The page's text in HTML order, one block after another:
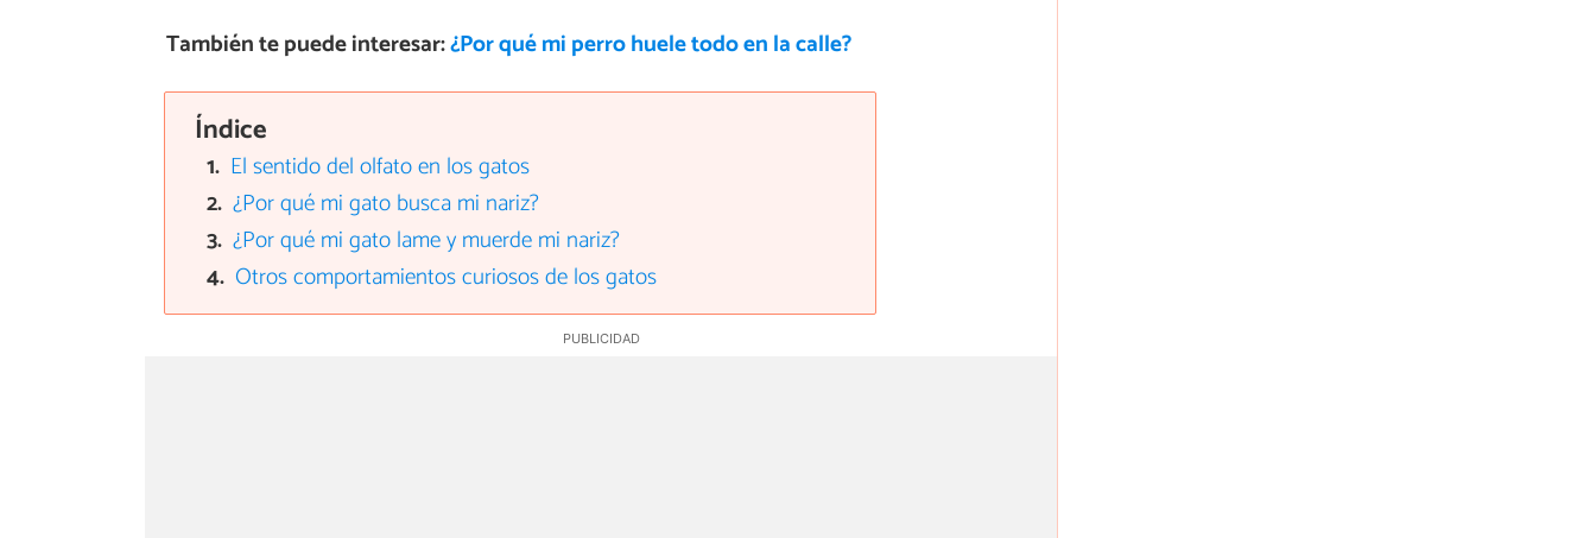
También te puede interesar:¿Por qué mi perro huele todo en la calle?
Índice
El sentido del olfato en los gatos
¿Por qué mi gato busca mi nariz?
¿Por qué mi gato lame y muerde mi nariz?
Otros comportamientos curiosos de los gatos